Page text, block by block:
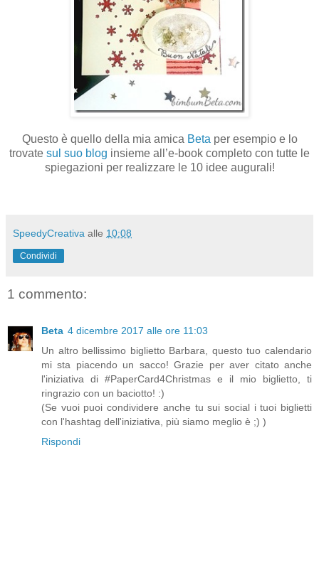
Questo è quello della mia amica Beta per esempio e lo
trovate sul suo blog insieme all’e-book completo con tutte le
spiegazioni per realizzare le 10 idee augurali!
SpeedyCreativa alle 10:08
Condividi
1 commento:
Beta 4 dicembre 2017 alle ore 11:03
Un altro bellissimo biglietto Barbara, questo tuo calendario
mi sta piacendo un sacco! Grazie per aver citato anche
l'iniziativa di #PaperCard4Christmas e il mio biglietto, ti
ringrazio con un baciotto! :)
(Se vuoi puoi condividere anche tu sui social i tuoi biglietti
con l'hashtag dell'iniziativa, più siamo meglio è ;) )
Rispondi